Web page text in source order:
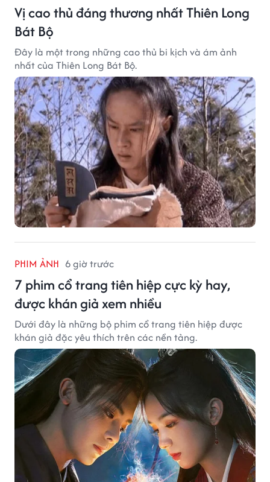
Vị cao thủ đáng thương nhất Thiên Long
Bát Bộ
Đây là một trong những cao thủ bi kịch và ám ảnh
nhất của Thiên Long Bát Bộ.
PHIM ẢNH 6 giờ trước
7 phim cổ trang tiên hiệp cực kỳ hay,
được khán giả xem nhiều
Dưới đây là những bộ phim cổ trang tiên hiệp được
khán giả đặc yêu thích trên các nền tảng.